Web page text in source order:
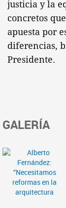
justicia y la
concretos
apuesta por
diferencias,
Presidente.
GALERÍA